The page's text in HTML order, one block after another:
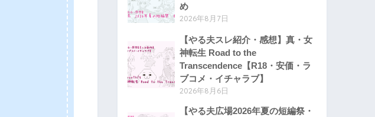
め
2026年8月7日
【やる夫スレ紹介・感想】真・女
神転生 Road to the
Transcendence【R18・安価・ラ
ブコメ・イチャラブ】
2026年8月6日
【やる夫広場2026年夏の短編祭・